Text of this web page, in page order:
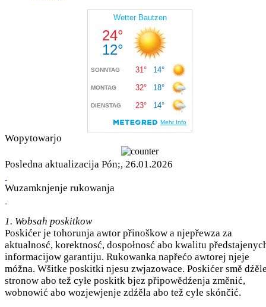
Wopytowarjo
Posledna aktualizacija Pón;, 26.01.2026
Wuzamknjenje rukowanja
1. Wobsah poskitkow
Poskićer je tohorunja awtor přinoškow a njepřewza za
aktualnosć, korektnosć, dospołnosć abo kwalitu
informacijow garantiju. Rukowanka napřećo awtorej njeje
móžna. Wšitke poskitki njesu zwjazowace. Poskićer smě
stronow abo tež cyłe poskitk bjez připowědźenja změnić,
wobnowić abo wozjewjenje zdźěla abo tež cyle skónčić.